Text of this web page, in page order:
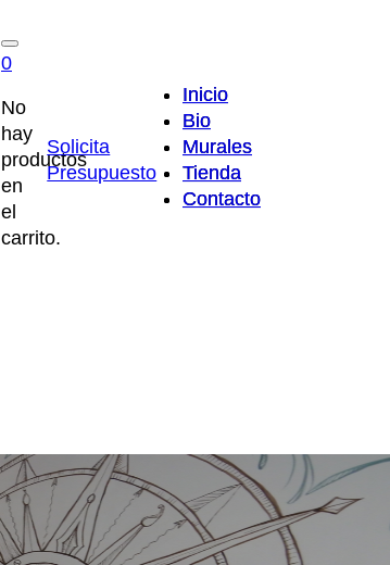
Inicio
Bio
Murales
Tienda
Contacto
Inicio
Bio
Murales
Tienda
Contacto
0
No
hay
productos
en
el
carrito.
Solicita
Presupuesto